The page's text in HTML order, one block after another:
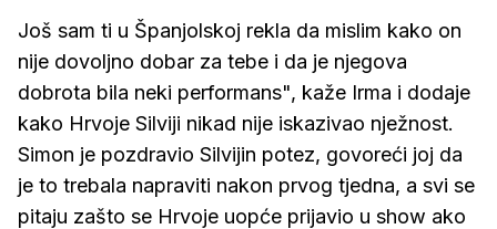
Još sam ti u Španjolskoj rekla da mislim kako on
nije dovoljno dobar za tebe i da je njegova
dobrota bila neki performans", kaže Irma i dodaje
kako Hrvoje Silviji nikad nije iskazivao nježnost.
Simon je pozdravio Silvijin potez, govoreći joj da
je to trebala napraviti nakon prvog tjedna, a svi se
pitaju zašto se Hrvoje uopće prijavio u show ako